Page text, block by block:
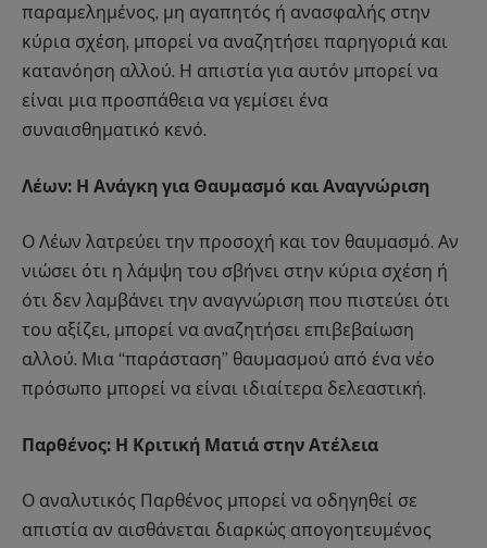
παραμελημένος, μη αγαπητός ή ανασφαλής στην
κύρια σχέση, μπορεί να αναζητήσει παρηγοριά και
κατανόηση αλλού. Η απιστία για αυτόν μπορεί να
είναι μια προσπάθεια να γεμίσει ένα
συναισθηματικό κενό.
Λέων: Η Ανάγκη για Θαυμασμό και Αναγνώριση
Ο Λέων λατρεύει την προσοχή και τον θαυμασμό. Αν
νιώσει ότι η λάμψη του σβήνει στην κύρια σχέση ή
ότι δεν λαμβάνει την αναγνώριση που πιστεύει ότι
του αξίζει, μπορεί να αναζητήσει επιβεβαίωση
αλλού. Μια “παράσταση” θαυμασμού από ένα νέο
πρόσωπο μπορεί να είναι ιδιαίτερα δελεαστική.
Παρθένος: Η Κριτική Ματιά στην Ατέλεια
Ο αναλυτικός Παρθένος μπορεί να οδηγηθεί σε
απιστία αν αισθάνεται διαρκώς απογοητευμένος